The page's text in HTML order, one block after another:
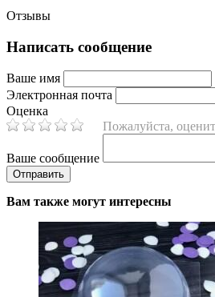
Отзывы
Написать сообщение
Ваше имя
Электронная почта
Оценка
Пожалуйста,
Ваше сообщение
Вам также могут интересны